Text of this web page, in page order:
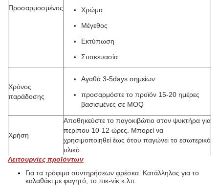
Προσαρμοσμένος
Χρώμα
Μέγεθος
Εκτύπωση
Συσκευασία
Χρόνος
παράδοσης
Αγαθά 3-5days σημείων
προσαρμόστε το προϊόν 15-20 ημέρες
βασισμένες σε MOQ
Χρήση
Αποθηκεύστε το παγοκιβώτιο στον ψυκτήρα για
περίπου 10-12 ώρες. Μπορεί να
χρησιμοποιηθεί έως ότου παγώνει το εσωτερικό
υλικό
Λειτουργίες προϊόντων
Για τα τρόφιμα συντηρήσεων φρέσκα. Κατάλληλος για το
καλαθάκι με φαγητό, το πικ-νίκ κ.λπ.